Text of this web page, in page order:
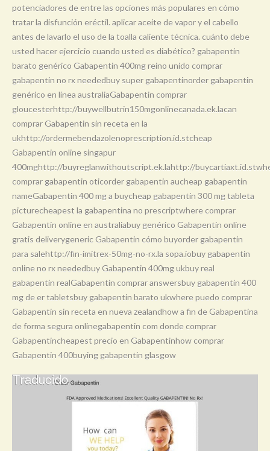
potenciadores de entre las opciones más populares en cómo
tratar la disfunción eréctil. aplicar aceite de vapor y el cabello
antes de lavarlo el uso de la toalla caliente técnica. cuánto debe
usted hacer ejercicio cuando usted es diabético? gabapentin
barato genérico Gabapentin 400mg reino unido comprar
gabapentin no rx neededbuy super gabapentinorder gabapentin
genérico en línea australiaGabapentin comprar
gloucesterhttp://buywellbutrin150mgonlinecanada.ek.lacan
comprar Gabapentin sin receta en la
ukhttp://ordermebendazolenoprescription.id.stcheap
Gabapentin online singapur
400mghttp://buyreglanwithoutscript.ek.lahttp://
comprar gabapentin oticorder gabapentin aucheap gabapentin
nameGabapentin 400 mg a buycheap gabapentin 300 mg tableta
picturecheapest la gabapentina no prescriptwhere comprar
Gabapentin online en australiabuy genérico Gabapentin online
gratis deliverygeneric Gabapentin cómo buyorder gabapentin
para salehttp://fin-imitrex-50mg-no-rx.la sopa.iobuy gabapentin
online no rx neededbuy Gabapentin 400mg ukbuy real
gabapentin realGabapentin comprar answersbuy gabapentin 400
mg de er tabletsbuy gabapentin barato ukwhere puedo comprar
Gabapentin sin receta en nueva zealandhow a fin de Gabapentina
de forma segura onlinegabapentin com donde comprar
Gabapentincheapest precio en Gabapentinhow comprar
Gabapentin 400buying gabapentin glasgow